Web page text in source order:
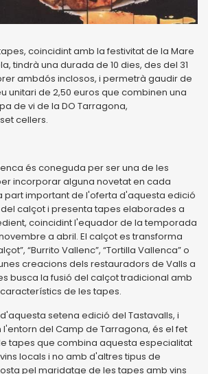
coincidint amb la festivitat de la Mare
tindrà una durada de 10 dies, des del 31
ambdós inclosos, i permetrà gaudir de
unitari de 2,50 euros que combinen una
de vi de la DO Tarragona,
cellers.
és coneguda per ser una de les
incorporar alguna novetat en cada
part important de l'oferta d'aquesta edició
calçot i presenta tapes elaborades a
coincidint l'equador de la temporada
a abril. El calçot es transforma
“Burrito Vallenc”, “Tortilla Vallenca” o
unes creacions dels restauradors de Valls a
busca la fusió del calçot tradicional amb
de les tapes.
setena edició del Tastavalls, i
l'entorn del Camp de Tarragona, és el fet
tapes que combina aquesta especialitat
locals i no amb d'altres tipus de
pel maridatge de les tapes amb vins